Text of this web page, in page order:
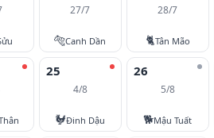
27/7
🐅Canh Dần
28/7
🐈Tân Mão
25
4/8
🐓Đinh Dậu
26
5/8
🐕Mậu Tuất